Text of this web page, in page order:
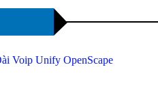
Voip Unify OpenScape